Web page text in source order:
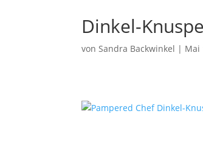
Dinkel-
vonSandra Backwinkel | Mai